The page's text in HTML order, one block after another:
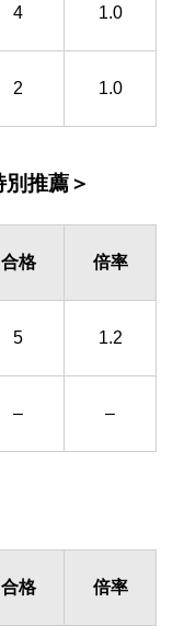
4 1.0
2 1.0
推薦＞
合格 倍率
5 1.2
– –
合格 倍率